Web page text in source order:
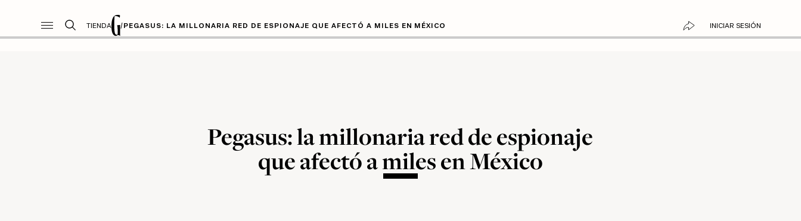
TIENDA /PEGASUS: LA MILLONARIA RED DE ESPIONAJE QUE AFECTÓ A MILES EN MÉXICO INICIAR SESIÓN
Pegasus: la millonaria red de espionaje
que afectó a miles en México